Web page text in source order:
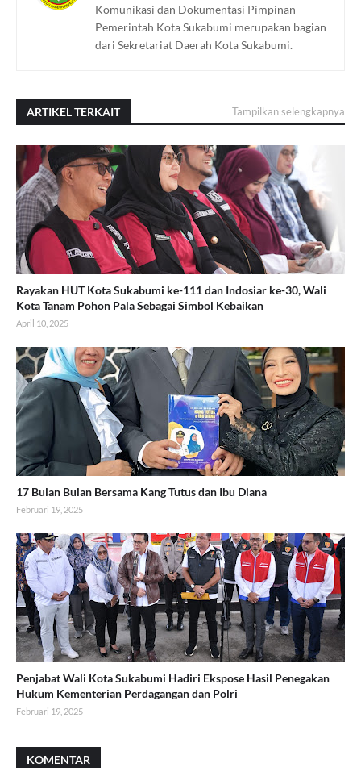
Komunikasi dan Dokumentasi Pimpinan
Pemerintah Kota Sukabumi merupakan bagian
dari Sekretariat Daerah Kota Sukabumi.
ARTIKEL TERKAIT Tampilkan selengkapnya
Rayakan HUT Kota Sukabumi ke-111 dan Indosiar ke-30, Wali
Kota Tanam Pohon Pala Sebagai Simbol Kebaikan
April 10, 2025
17 Bulan Bulan Bersama Kang Tutus dan Ibu Diana
Februari 19, 2025
Penjabat Wali Kota Sukabumi Hadiri Ekspose Hasil Penegakan
Hukum Kementerian Perdagangan dan Polri
Februari 19, 2025
KOMENTAR